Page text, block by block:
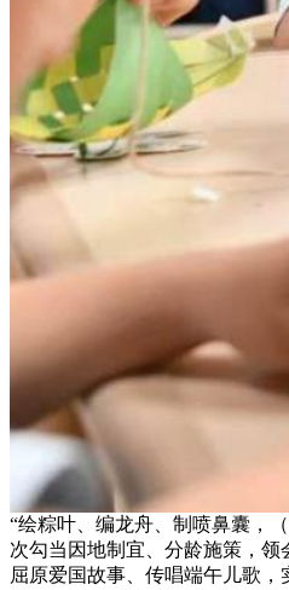
“绘粽叶、编龙舟、制喷鼻囊，
次勾当因地制宜、分龄施策，
屈原爱国故事、传唱端午儿歌